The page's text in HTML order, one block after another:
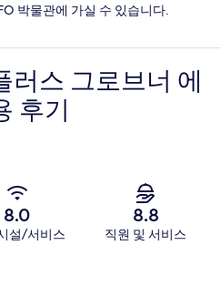
박물관에 가실 수 있습니다.
러스 그로브너 에
후기
8.0
설/서비스
8.8
직원 및 서비스